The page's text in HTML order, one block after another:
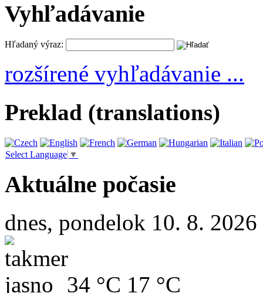
Vyhľadávanie
Hľadaný výraz:
rozšírené vyhľadávanie ...
Preklad (translations)
Select Language ▼
Aktuálne počasie
dnes, pondelok 10. 8. 2026
34 °C 17 °C